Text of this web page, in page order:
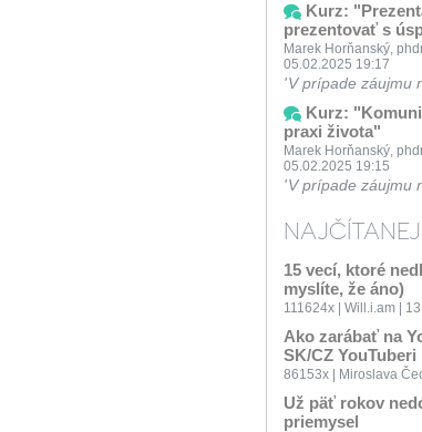
Kurz:
prezentovať s
Marek Horňanský,
05.02.2025 19:17
V prípade záujmu
Kurz:
praxi života"
Marek Horňanský,
05.02.2025 19:15
V prípade záujmu
15 vecí, ktoré
myslíte, že áno)
111624x | Will.i.am |
Ako zarábať na
SK/CZ YouTuberi
86153x | Miroslava
Už päť rokov
priemysel